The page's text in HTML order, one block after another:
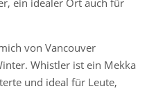
von Vancouver
Whistler ist ein Mekka
und ideal für Leute,